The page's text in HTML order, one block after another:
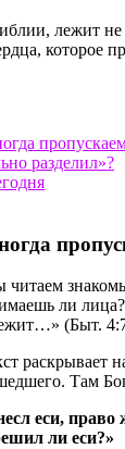
лежит
которое
разделил»?
читаем
ли
(Быт.
раскрывает
Там
еси, право
ли еси?»